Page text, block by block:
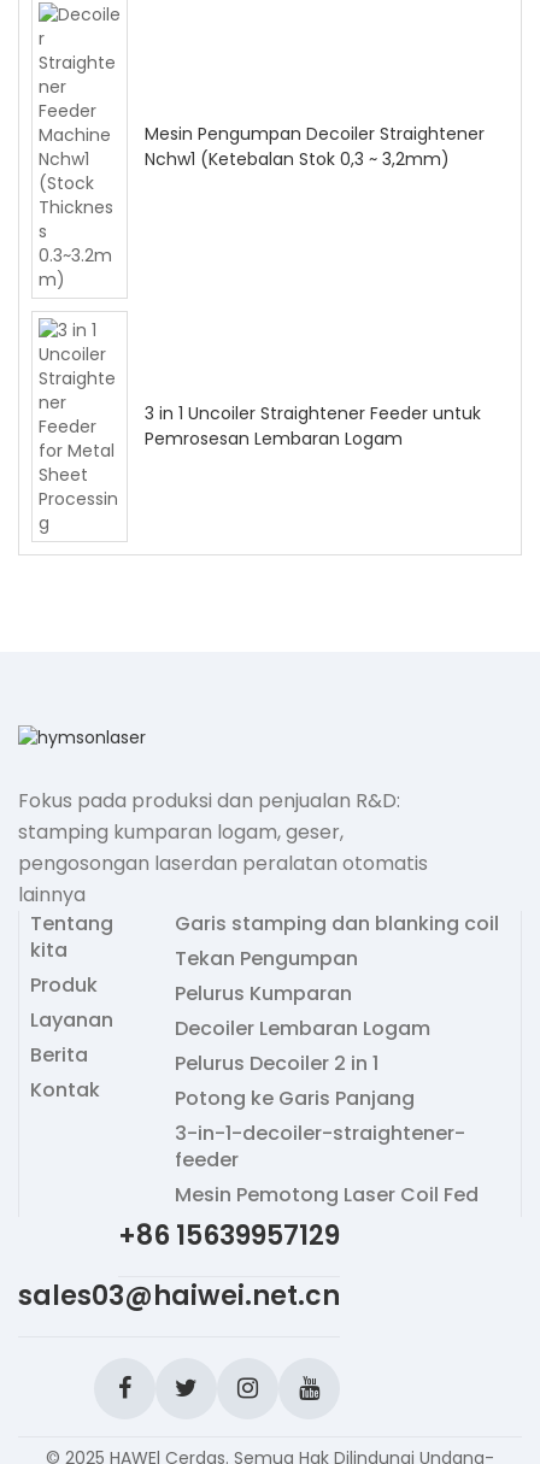
Mesin Pengumpan Decoiler Straightener
Nchw1 (Ketebalan Stok 0,3 ~ 3,2mm)
3 in 1 Uncoiler Straightener Feeder untuk
Pemrosesan Lembaran Logam
Fokus pada produksi dan penjualan R&D:
stamping kumparan logam, geser,
pengosongan laserdan peralatan otomatis
lainnya
Tentang
kita
Produk
Layanan
Berita
Kontak
Garis stamping dan blanking coil
Tekan Pengumpan
Pelurus Kumparan
Decoiler Lembaran Logam
Pelurus Decoiler 2 in 1
Potong ke Garis Panjang
3-in-1-decoiler-straightener-
feeder
Mesin Pemotong Laser Coil Fed
+86 15639957129
sales03@haiwei.net.cn
© 2025 HAWEl Cerdas. Semua Hak Dilindungi Undang-